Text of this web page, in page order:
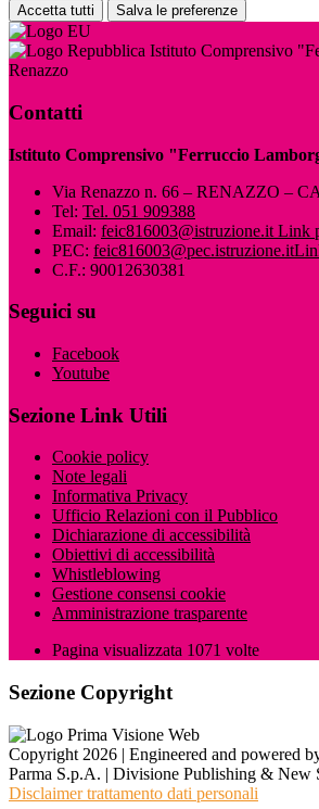
Accetta tutti Salva le preferenze
Istituto Comprensivo
Renazzo
Contatti
Istituto Comprensivo "Ferruccio
Via Renazzo n. 66 – RENAZZO –
Tel: Tel. 051 909388
Email: feic816003@istruzione.it Link
PEC: feic816003@pec.istruzione.it
C.F.: 90012630381
Seguici su
Facebook
Youtube
Sezione Link Utili
Cookie policy
Note legali
Informativa Privacy
Ufficio Relazioni con il Pubblico
Dichiarazione di accessibilità
Obiettivi di accessibilità
Whistleblowing
Gestione consensi cookie
Amministrazione trasparente
Pagina visualizzata 1071 volte
Sezione Copyright
Copyright 2026 | Engineered and powered
Parma S.p.A. | Divisione Publishing & New
Disclaimer trattamento dati personali